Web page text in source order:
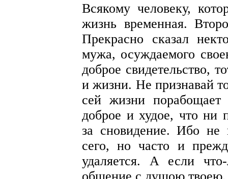
Всякому человеку,
жизнь временная.
Прекрасно сказал
мужа, осуждаемого
доброе свидетельство,
и жизни. Не признавай
сей жизни
доброе и худое, что ни
за сновидение. Ибо не
сего, но часто и
удаляется. А если